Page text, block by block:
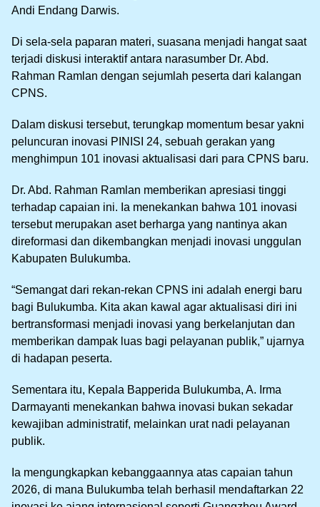
Andi Endang Darwis.
Di sela-sela paparan materi, suasana menjadi hangat saat
terjadi diskusi interaktif antara narasumber Dr. Abd.
Rahman Ramlan dengan sejumlah peserta dari kalangan
CPNS.
Dalam diskusi tersebut, terungkap momentum besar yakni
peluncuran inovasi PINISI 24, sebuah gerakan yang
menghimpun 101 inovasi aktualisasi dari para CPNS baru.
Dr. Abd. Rahman Ramlan memberikan apresiasi tinggi
terhadap capaian ini. Ia menekankan bahwa 101 inovasi
tersebut merupakan aset berharga yang nantinya akan
direformasi dan dikembangkan menjadi inovasi unggulan
Kabupaten Bulukumba.
“Semangat dari rekan-rekan CPNS ini adalah energi baru
bagi Bulukumba. Kita akan kawal agar aktualisasi diri ini
bertransformasi menjadi inovasi yang berkelanjutan dan
memberikan dampak luas bagi pelayanan publik,” ujarnya
di hadapan peserta.
Sementara itu, Kepala Bapperida Bulukumba, A. Irma
Darmayanti menekankan bahwa inovasi bukan sekadar
kewajiban administratif, melainkan urat nadi pelayanan
publik.
Ia mengungkapkan kebanggaannya atas capaian tahun
2026, di mana Bulukumba telah berhasil mendaftarkan 22